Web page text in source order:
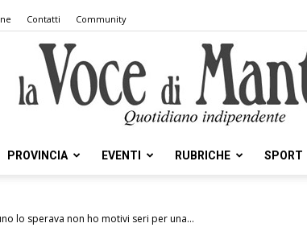
Contatti Community
PROVINCIA EVENTI RUBRICHE SPORT
lo sperava non ho motivi seri per una...